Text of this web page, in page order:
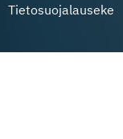
Tietosuojalauseke